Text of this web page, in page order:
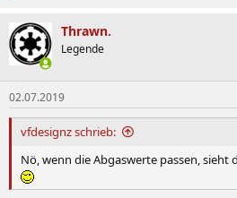
Thrawn.
Legende
02.07.2019
vfdesignz schrieb:
Nö, wenn die Abgaswerte passen, sieht